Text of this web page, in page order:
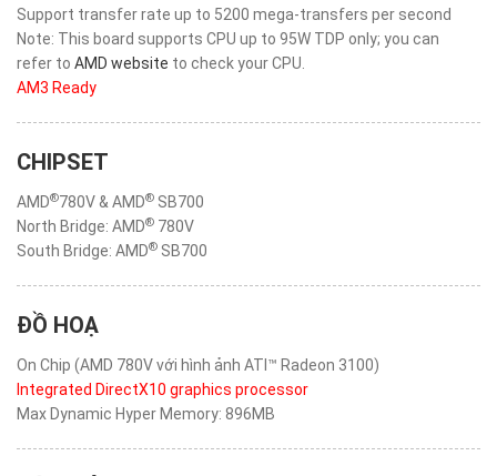
Support transfer rate up to 5200 mega-transfers per second
Note: This board supports CPU up to 95W TDP only; you can
refer to AMD website to check your CPU.
AM3 Ready
CHIPSET
AMD®780V & AMD® SB700
North Bridge: AMD® 780V
South Bridge: AMD® SB700
ĐỒ HOẠ
On Chip (AMD 780V với hình ảnh ATI™ Radeon 3100)
Integrated DirectX10 graphics processor
Max Dynamic Hyper Memory: 896MB